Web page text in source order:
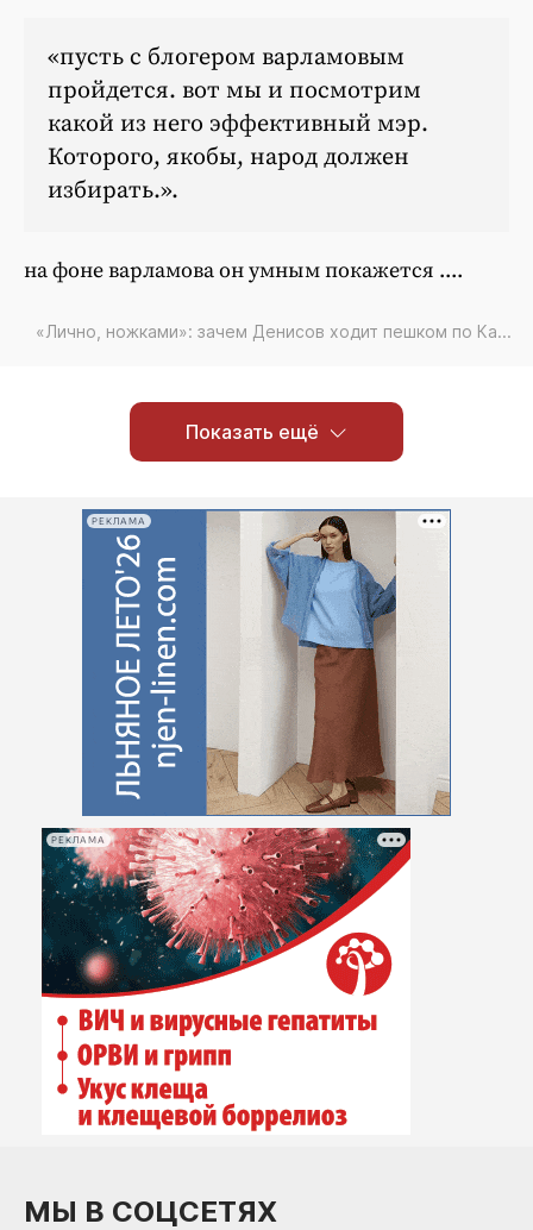
пусть с блогером варламовым
пройдется. вот мы и посмотрим
какой из него эффективный мэр.
Которого, якобы, народ должен
избирать.
на фоне варламова он умным покажется ....
«Лично, ножками»: зачем Денисов ходит пешком по Ка...
Показать ещё
РЕКЛАМА
РЕКЛАМА
МЫ В СОЦСЕТЯХ